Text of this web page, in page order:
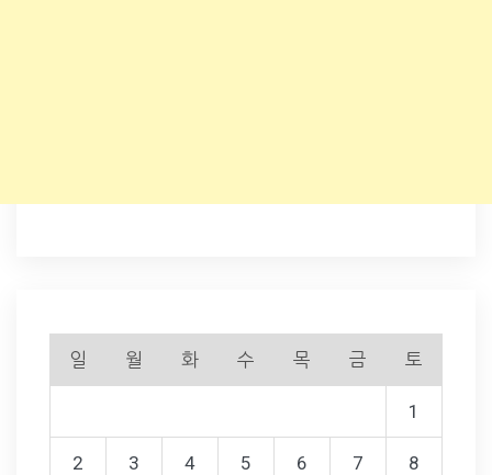
일 월 화 수 목 금 토
1
2 3 4 5 6 7 8